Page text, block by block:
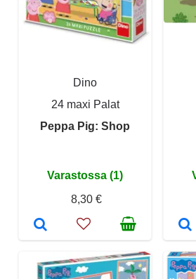
Dino
24 maxi Palat
Peppa Pig: Shop
Varastossa (1)
8,30 €